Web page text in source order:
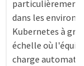
particulièrement
dans les
Kubernetes à
échelle où
charge